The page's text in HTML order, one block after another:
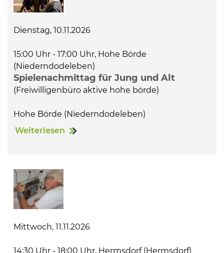
Dienstag, 10.11.2026
15:00 Uhr - 17:00 Uhr, Hohe Börde
(Niederndodeleben)
Spielenachmittag für Jung und Alt
(Freiwilligenbüro aktive hohe börde)
Hohe Börde (Niederndodeleben)
Weiterlesen
Mittwoch, 11.11.2026
14:30 Uhr - 18:00 Uhr, Hermsdorf (Hermsdorf)